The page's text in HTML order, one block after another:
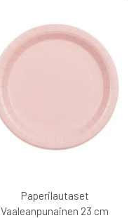
Paperilautaset
Vaaleanpunainen 23 cm